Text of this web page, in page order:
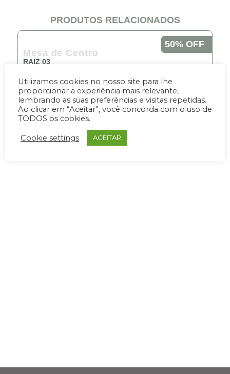
PRODUTOS RELACIONADOS
50% OFF
Mesa de Centro
RAIZ 03
De R$14,526.75 Por R$7,263.00
10x de 726.30
Utilizamos cookies no nosso site para lhe
proporcionar a experiência mais relevante,
lembrando as suas preferências e visitas repetidas.
Ao clicar em “Aceitar”, você concorda com o uso de
TODOS os cookies.
Cookie settings ACEITAR